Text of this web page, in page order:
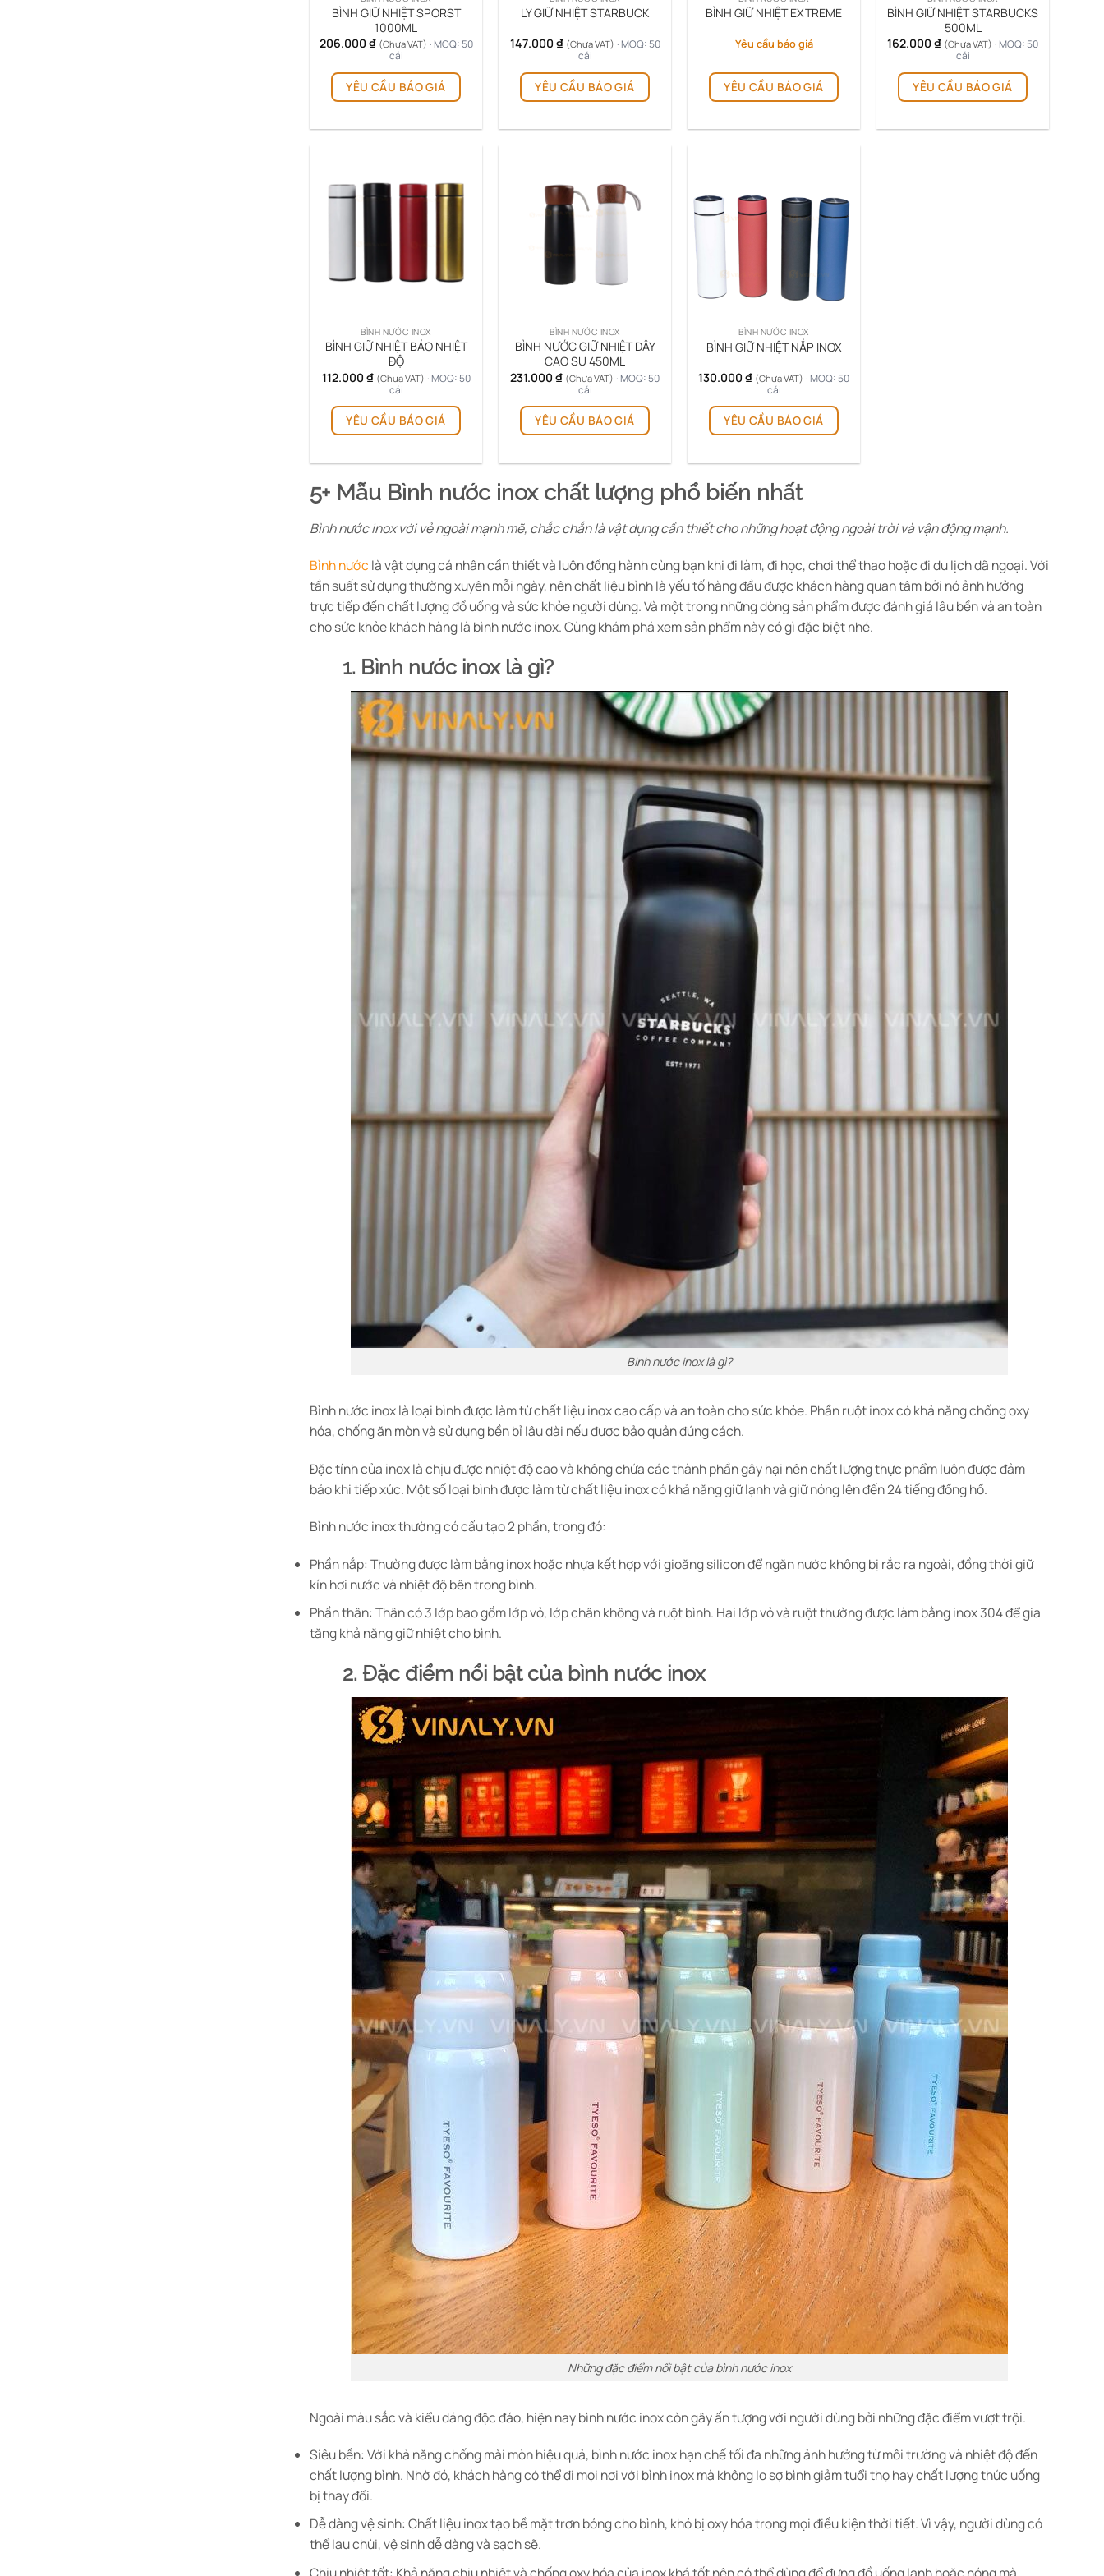
BÌNH GIỮ NHIỆT SPORST
1000ML
206.000 ₫ (Chưa VAT) · MOQ: 50
cái
YÊU CẦU BÁO GIÁ
LY GIỮ NHIỆT STARBUCK
147.000 ₫ (Chưa VAT) · MOQ: 50
cái
YÊU CẦU BÁO GIÁ
BÌNH GIỮ NHIỆT EXTREME
Yêu cầu báo giá
YÊU CẦU BÁO GIÁ
BÌNH GIỮ NHIỆT STARBUCKS
500ML
162.000 ₫ (Chưa VAT) · MOQ: 50
cái
YÊU CẦU BÁO GIÁ
BÌNH NƯỚC INOX
BÌNH GIỮ NHIỆT BÁO NHIỆT
ĐỘ
112.000 ₫ (Chưa VAT) · MOQ: 50
cái
YÊU CẦU BÁO GIÁ
biến
Các
chọn
có
thể
được
chọn
trên
trang
sản
phẩm
BÌNH NƯỚC INOX
BÌNH NƯỚC GIỮ NHIỆT DÂY
CAO SU 450ML
231.000 ₫ (Chưa VAT) · MOQ: 50
cái
YÊU CẦU BÁO GIÁ
biến
Các
chọn
có
thể
được
chọn
sản
phẩm
BÌNH NƯỚC INOX
BÌNH GIỮ NHIỆT NẮP INOX
130.000 ₫ (Chưa VAT) · MOQ: 50
cái
YÊU CẦU BÁO GIÁ
Các
chọn
có
thể
được
sản
5+ Mẫu Bình nước inox chất lượng phổ biến nhất
Bình nước inox với vẻ ngoài mạnh mẽ, chắc chắn là vật dụng cần thiết cho những hoạt động ngoài trời và vận động mạnh.
Bình nước là vật dụng cá nhân cần thiết và luôn đồng hành cùng bạn khi đi làm, đi học, chơi thể thao hoặc đi du lịch dã ngoại. Với
tần suất sử dụng thường xuyên mỗi ngày, nên chất liệu bình là yếu tố hàng đầu được khách hàng quan tâm bởi nó ảnh hưởng
trực tiếp đến chất lượng đồ uống và sức khỏe người dùng. Và một trong những dòng sản phẩm được đánh giá lâu bền và an toàn
cho sức khỏe khách hàng là bình nước inox. Cùng khám phá xem sản phẩm này có gì đặc biệt nhé.
1. Bình nước inox là gì?
Bình nước inox là gì?
Bình nước inox là loại bình được làm từ chất liệu inox cao cấp và an toàn cho sức khỏe. Phần ruột inox có khả năng chống oxy
hóa, chống ăn mòn và sử dụng bền bỉ lâu dài nếu được bảo quản đúng cách.
Đặc tính của inox là chịu được nhiệt độ cao và không chứa các thành phần gây hại nên chất lượng thực phẩm luôn được đảm
bảo khi tiếp xúc. Một số loại bình được làm từ chất liệu inox có khả năng giữ lạnh và giữ nóng lên đến 24 tiếng đồng hồ.
Bình nước inox thường có cấu tạo 2 phần, trong đó:
Phần nắp: Thường được làm bằng inox hoặc nhựa kết hợp với gioăng silicon để ngăn nước không bị rắc ra ngoài, đồng thời giữ
kín hơi nước và nhiệt độ bên trong bình.
Phần thân: Thân có 3 lớp bao gồm lớp vỏ, lớp chân không và ruột bình. Hai lớp vỏ và ruột thường được làm bằng inox 304 để gia
tăng khả năng giữ nhiệt cho bình.
2. Đặc điểm nổi bật của bình nước inox
Những đặc điểm nổi bật của bình nước inox
Ngoài màu sắc và kiểu dáng độc đáo, hiện nay bình nước inox còn gây ấn tượng với người dùng bởi những đặc điểm vượt trội.
Siêu bền: Với khả năng chống mài mòn hiệu quả, bình nước inox hạn chế tối đa những ảnh hưởng từ môi trường và nhiệt độ đến
chất lượng bình. Nhờ đó, khách hàng có thể đi mọi nơi với bình inox mà không lo sợ bình giảm tuổi thọ hay chất lượng thức uống
bị thay đổi.
Dễ dàng vệ sinh: Chất liệu inox tạo bề mặt trơn bóng cho bình, khó bị oxy hóa trong mọi điều kiện thời tiết. Vì vậy, người dùng có
thể lau chùi, vệ sinh dễ dàng và sạch sẽ.